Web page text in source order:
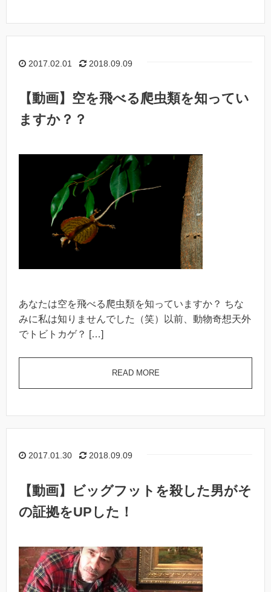
2017.02.01 2018.09.09
【動画】空を飛べる爬虫類を知ってい
ますか？？
あなたは空を飛べる爬虫類を知っていますか？ ちな
みに私は知りませんでした（笑）以前、動物奇想天外
でトビトカゲ？ […]
READ MORE
2017.01.30 2018.09.09
【動画】ビッグフットを殺した男がそ
の証拠をUPした！